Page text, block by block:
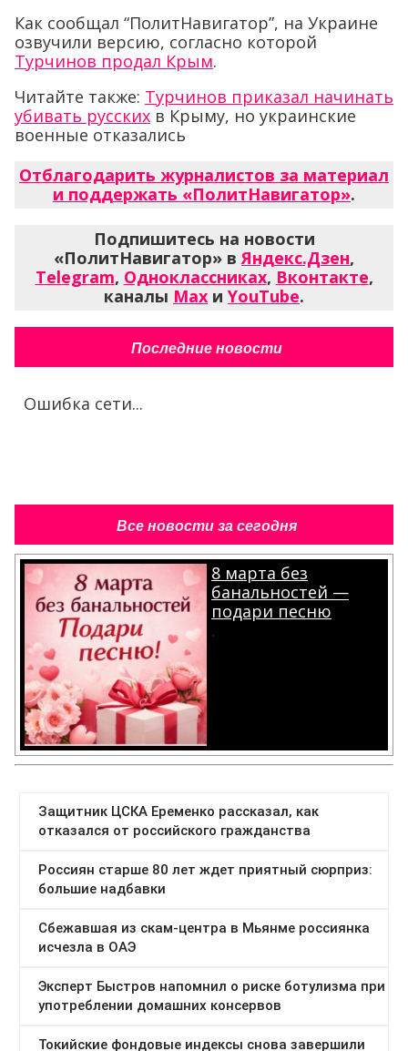
Как сообщал “ПолитНавигатор”, на Украине
озвучили версию, согласно которой
Турчинов продал Крым.
Читайте также: Турчинов приказал начинать
убивать русских в Крыму, но украинские
военные отказались
Отблагодарить журналистов за материал
и поддержать «ПолитНавигатор».
Подпишитесь на новости
«ПолитНавигатор» вЯндекс.Дзен,
Telegram, Одноклассниках, Вконтакте,
каналы Max и YouTube.
Последние новости
Ошибка сети...
Все новости за сегодня
8 марта без
банальностей —
подари песню
.